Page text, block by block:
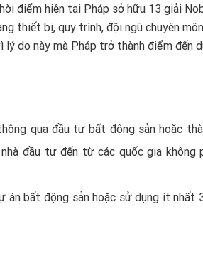
điểm hiện tại Pháp sở hữu 13 giải
thiết bị, quy trình, đội ngũ chuyên
do này mà Pháp trở thành điểm đến
qua đầu tư bất động sản hoặc
đầu tư đến từ các quốc gia không
án bất động sản hoặc sử dụng ít nhất